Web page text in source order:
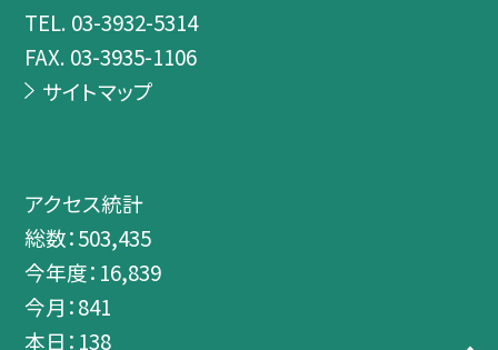
TEL. 03-3932-5314
FAX. 03-3935-1106
サイトマップ
アクセス統計
総数：503,435
今年度： 16,839
今月：841
本日： 138